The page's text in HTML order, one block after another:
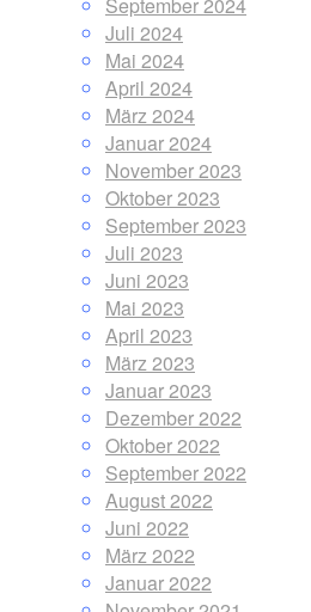
September 2024
Juli 2024
Mai 2024
April 2024
März 2024
Januar 2024
November 2023
Oktober 2023
September 2023
Juli 2023
Juni 2023
Mai 2023
April 2023
März 2023
Januar 2023
Dezember 2022
Oktober 2022
September 2022
August 2022
Juni 2022
März 2022
Januar 2022